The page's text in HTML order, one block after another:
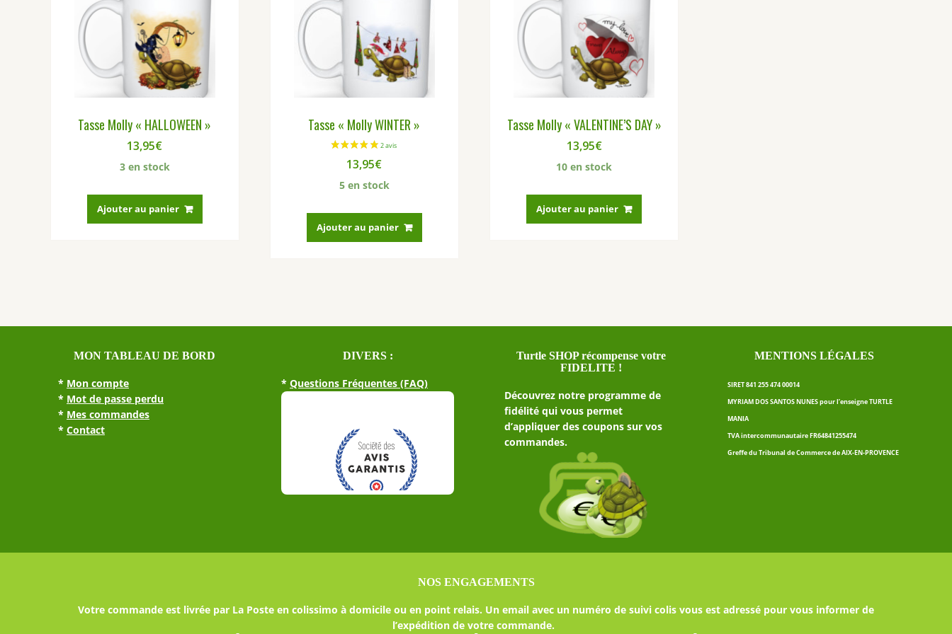
Tasse Molly « HALLOWEEN »
13,95€
3 en stock
Ajouter au panier
Tasse « Molly WINTER »
13,95€
5 en stock
Ajouter au panier
Tasse Molly « VALENTINE’S DAY »
13,95€
10 en stock
Ajouter au panier
MON TABLEAU DE BORD
* Mon compte
* Mot de passe perdu
* Mes commandes
* Contact
DIVERS :
* Questions Fréquentes (FAQ)
Turtle SHOP récompense votre
FIDELITE !
Découvrez notre programme de
fidélité qui vous permet
d’appliquer des coupons sur vos
commandes.
MENTIONS LÉGALES
SIRET 841 255 474 00014
MYRIAM DOS SANTOS NUNES pour l’enseigne TURTLE
MANIA
TVA intercommunautaire FR64841255474
Greffe du Tribunal de Commerce de AIX-EN-PROVENCE
NOS ENGAGEMENTS
Votre commande est livrée par La Poste en colissimo à domicile ou en point relais. Un email avec un numéro de suivi colis vous est adressé pour vous informer de
l’expédition de votre commande.